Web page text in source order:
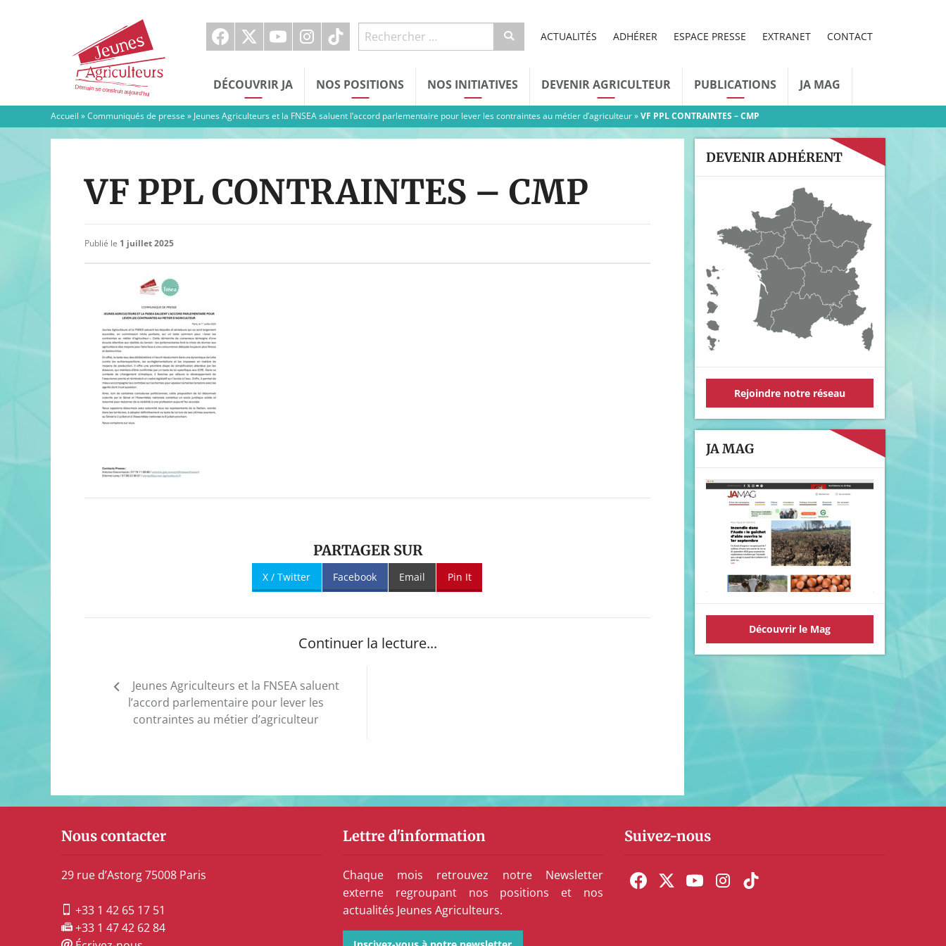
Agriculteurs
ACTUALITÉS ADHÉRER ESPACE PRESSE EXTRANET CONTACT
DÉCOUVRIR JA NOS POSITIONS NOS INITIATIVES DEVENIR AGRICULTEUR PUBLICATIONS JA MAG
Accueil »Communiqués de presse » Jeunes Agriculteurs et la FNSEA saluent l’accord parlementaire pour lever les contraintes au métier d’agriculteur»VF PPL CONTRAINTES – CMP
VF PPL CONTRAINTES – CMP
Publié le 1 juillet 2025
PARTAGER SUR
X / Twitter Facebook Email Pin It
Continuer la lecture...
Navigation
l’article
Jeunes Agriculteurs et la FNSEA saluent
l’accord parlementaire pour lever les
contraintes au métier d’agriculteur
DEVENIR ADHÉRENT
Rejoindre notre réseau
JA MAG
Découvrir le Mag
Nous contacter
29 rue d’Astorg 75008 Paris
+33 1 42 65 17 51
+33 1 47 42 62 84
Lettre d'information
Chaque mois retrouvez notre Newsletter
externe regroupant nos positions et nos
actualités Jeunes Agriculteurs.
Suivez-nous